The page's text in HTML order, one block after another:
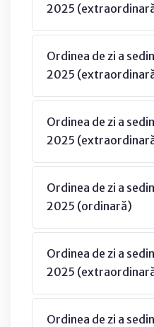
2025
Ordinea de zi a
2025
Ordinea de zi a
2025
Ordinea de zi a
2025 (ordinară)
Ordinea de zi a
2025
Ordinea de zi a